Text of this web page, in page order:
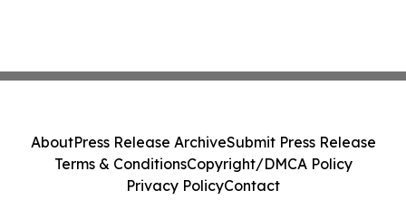
AboutPress Release ArchiveSubmit Press Release
Terms & ConditionsCopyright/DMCA Policy
Privacy PolicyContact